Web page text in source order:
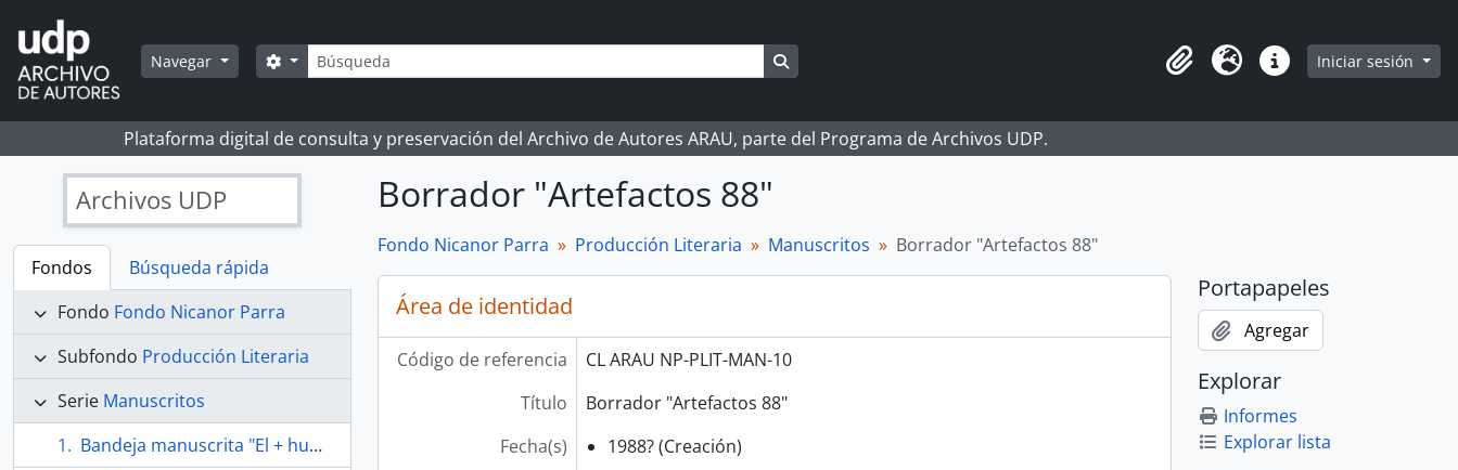
Skip to main content
Navegar Búsqueda
Search options
Portapapeles
Idioma Enlaces rápidos
Iniciar sesión
Plataforma digital de consulta y preservación del Archivo de Autores ARAU, parte del Programa de Archivos UDP.
Archivos UDP
Fondos
Búsqueda rápida
Fondo Fondo Nicanor Parra
Subfondo Producción Literaria
Serie Manuscritos
Bandeja manuscrita "El + humilde de los nihilistas"
Borrador "Artefactos 88"
Fondo Nicanor Parra Producción Literaria Manuscritos Borrador "Artefactos 88"
Área de identidad
Código de referencia
CL ARAU NP-PLIT-MAN-10
Título
Borrador "Artefactos 88"
Fecha(s)
1988? (Creación)
Portapapeles
Agregar
Explorar
Informes
Explorar lista